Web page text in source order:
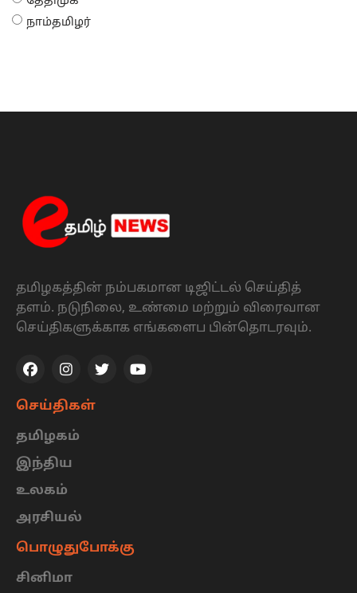
நாம்தமிழர்
தமிழகத்தின் நம்பகமான டிஜிட்டல் செய்தித்
தளம். நடுநிலை, உண்மை மற்றும் விரைவான
செய்திகளுக்காக எங்களைப பின்தொடரவும்.
செய்திகள்
தமிழகம்
இந்திய
உலகம்
அரசியல்
பொழுதுபோக்கு
சினிமா